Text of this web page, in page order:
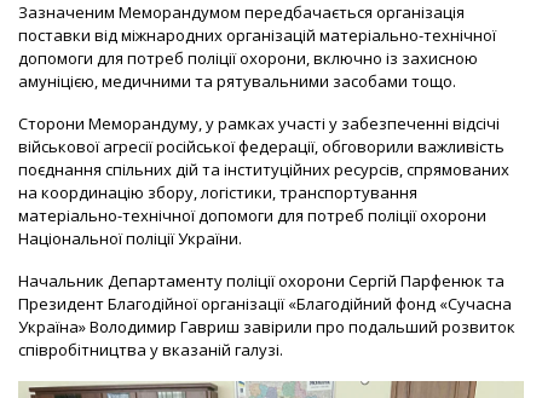
Зазначеним Меморандумом передбачається організація
поставки від міжнародних організацій матеріально-технічної
допомоги для потреб поліції охорони, включно із захисною
амуніцією, медичними та рятувальними засобами тощо.
Сторони Меморандуму, у рамках участі у забезпеченні відсічі
військової агресії російської федерації, обговорили важливість
поєднання спільних дій та інституційних ресурсів, спрямованих
на координацію збору, логістики, транспортування
матеріально-технічної допомоги для потреб поліції охорони
Національної поліції України.
Начальник Департаменту поліції охорони Сергій Парфенюк та
Президент Благодійної організації «Благодійний фонд «Сучасна
Україна» Володимир Гавриш завірили про подальший розвиток
співробітництва у вказаній галузі.